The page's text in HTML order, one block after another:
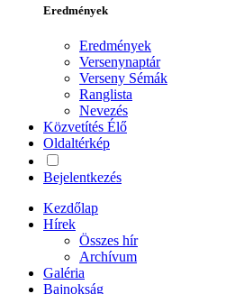
Eredmények
Eredmények
Versenynaptár
Verseny Sémák
Ranglista
Nevezés
Közvetítés Élő
Oldaltérkép
Bejelentkezés
Kezdőlap
Hírek
Összes hír
Archívum
Galéria
Bajnokság